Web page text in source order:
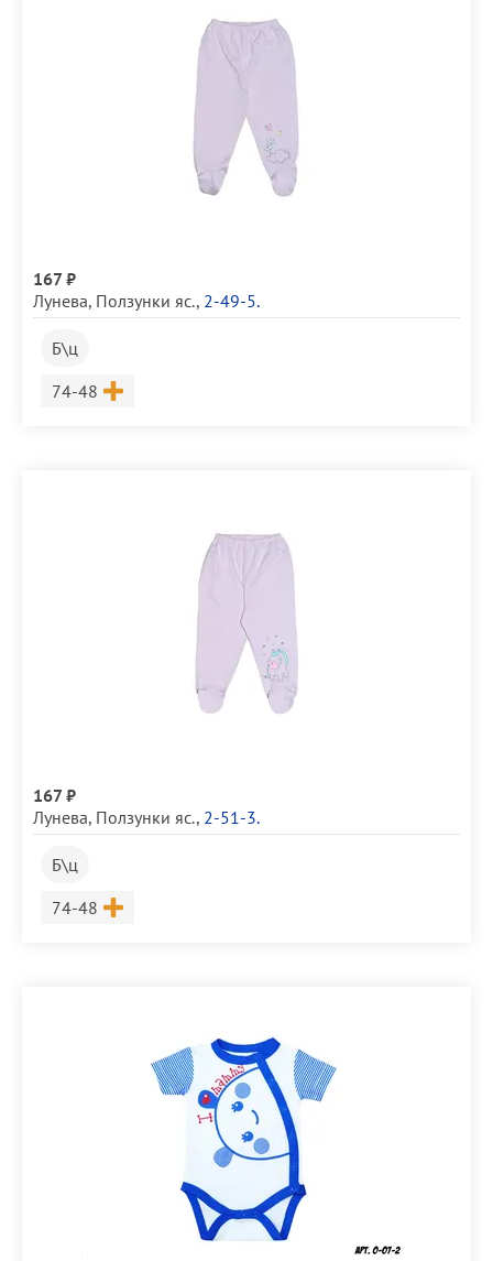
167 ₽
Лунева, Ползунки яс., 2-49-5.
Б\ц
Размер
74-48
167 ₽
Лунева, Ползунки яс., 2-51-3.
Б\ц
Размер
74-48